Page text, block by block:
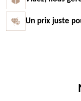
Un prix juste